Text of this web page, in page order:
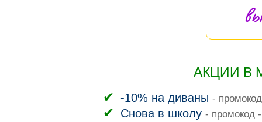
АКЦИИ В
-10% на диваны -
Снова в школу - промокод